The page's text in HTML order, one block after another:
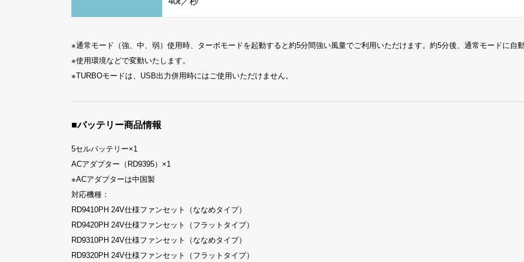
※通常モード（強、中、弱）使用時、ターボモードを起動すると約5分間強い風量でご利用いただけます。約5分後、通常モードに自
※使用環境などで変動いたします。
※TURBOモードは、USB出力併用時にはご使用いただけません。
■バッテリー商品情報
5セルバッテリー×1
ACアダプター（RD9395）×1
※ACアダプターは中国製
対応機種：
RD9410PH 24V仕様ファンセット（ななめタイプ）
RD9420PH 24V仕様ファンセット（フラットタイプ）
RD9310PH 24V仕様ファンセット（ななめタイプ）
RD9320PH 24V仕様ファンセット（フラットタイプ）